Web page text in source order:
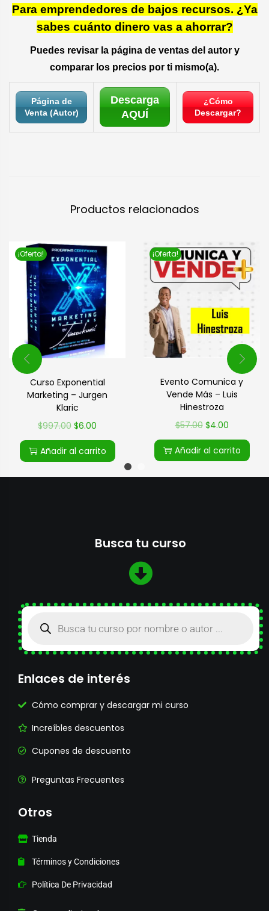
Para emprendedores de bajos recursos. ¿Ya
sabes cuánto dinero vas a ahorrar?
Puedes revisar la página de ventas del autor y
comparar los precios por ti mismo(a).
Página de
Venta (Autor)
Descarga
AQUÍ
¿Cómo
Descargar?
Productos relacionados
¡Oferta!
Curso Exponential
Marketing – Jurgen
Klaric
$997.00 $6.00
Añadir al carrito
¡Oferta!
Evento Comunica y
Vende Más – Luis
Hinestroza
$57.00 $4.00
Añadir al carrito
Busca tu curso
Enlaces de interés
Cómo comprar y descargar mi curso
Increíbles descuentos
Cupones de descuento
Preguntas Frecuentes
Otros
Tienda
Términos y Condiciones
Política De Privacidad